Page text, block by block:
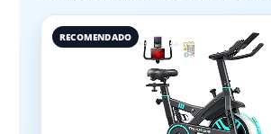
RECOMENDADO